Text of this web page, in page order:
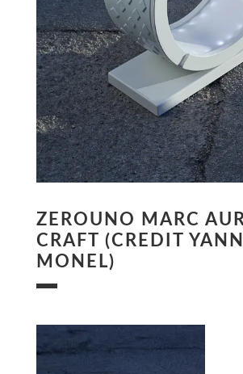
ZEROUNO MARC
CRAFT (CREDIT YANN
MONEL)